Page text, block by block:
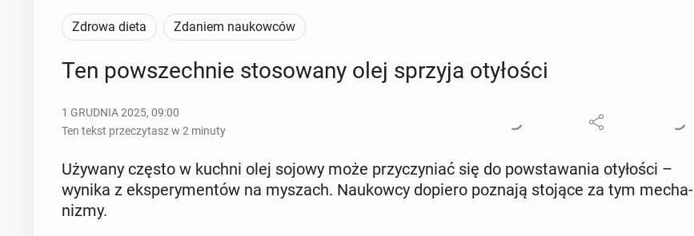
Zdrowa dieta Zdaniem naukowców
Ten po­wszech­nie sto­so­wa­ny olej sprzyja oty­ło­ści
1 GRUDNIA 2025, 09:00
Ten tekst przeczytasz w 2 minuty
Używany często w kuchni olej sojowy może przy­czy­niać się do po­wsta­wa­nia oty­ło­ści –
wynika z eks­pe­ry­men­tów na myszach. Na­ukow­cy dopiero poznają stojące za tym me­cha­
ni­zmy.